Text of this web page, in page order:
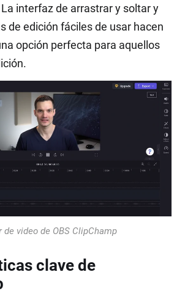
interfaz de arrastrar y soltar y
de edición fáciles de usar hacen
opción perfecta para aquellos
de video de OBS ClipChamp
clave de